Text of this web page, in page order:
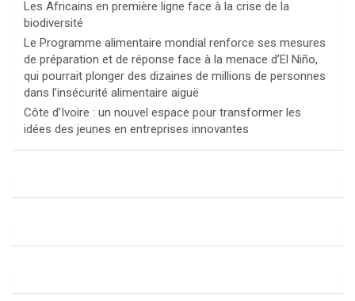
Les Africains en première ligne face à la crise de la
biodiversité
Le Programme alimentaire mondial renforce ses mesures
de préparation et de réponse face à la menace d’El Niño,
qui pourrait plonger des dizaines de millions de personnes
dans l’insécurité alimentaire aiguë
Côte d’Ivoire : un nouvel espace pour transformer les
idées des jeunes en entreprises innovantes